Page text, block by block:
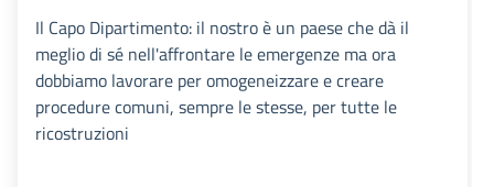
Il Capo Dipartimento: il nostro è un paese che dà il
meglio di sé nell'affrontare le emergenze ma ora
dobbiamo lavorare per omogeneizzare e creare
procedure comuni, sempre le stesse, per tutte le
ricostruzioni